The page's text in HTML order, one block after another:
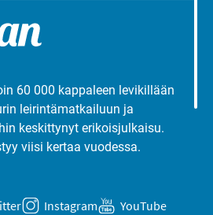
60 000 kappaleen levikillään
leirintämatkailuun ja
keskittynyt erikoisjulkaisu.
viisi kertaa vuodessa.
Instagram YouTube